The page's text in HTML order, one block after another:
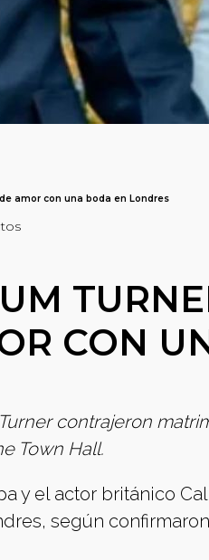
amor con una boda en Londres
CON
contrajeron
Town Hall.
y el actor británico
según